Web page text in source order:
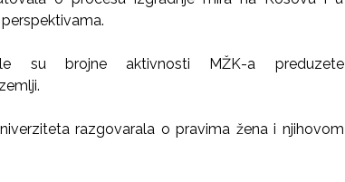
su brojne aktivnosti MŽK-a preduzete
razgovarala o pravima žena i njihovom